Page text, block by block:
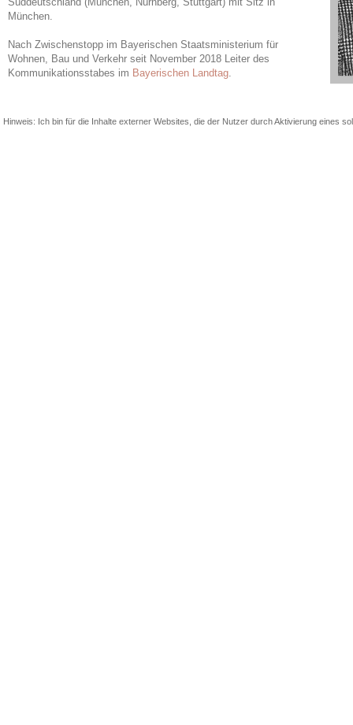
München.
Nach Zwischenstopp im Bayerischen Staatsministerium für
Wohnen, Bau und Verkehr seit November 2018 Leiter des
Kommunikationsstabes im Bayerischen Landtag.
Hinweis: Ich bin für die Inhalte externer Websites, die der Nutzer durch Aktivierung eines